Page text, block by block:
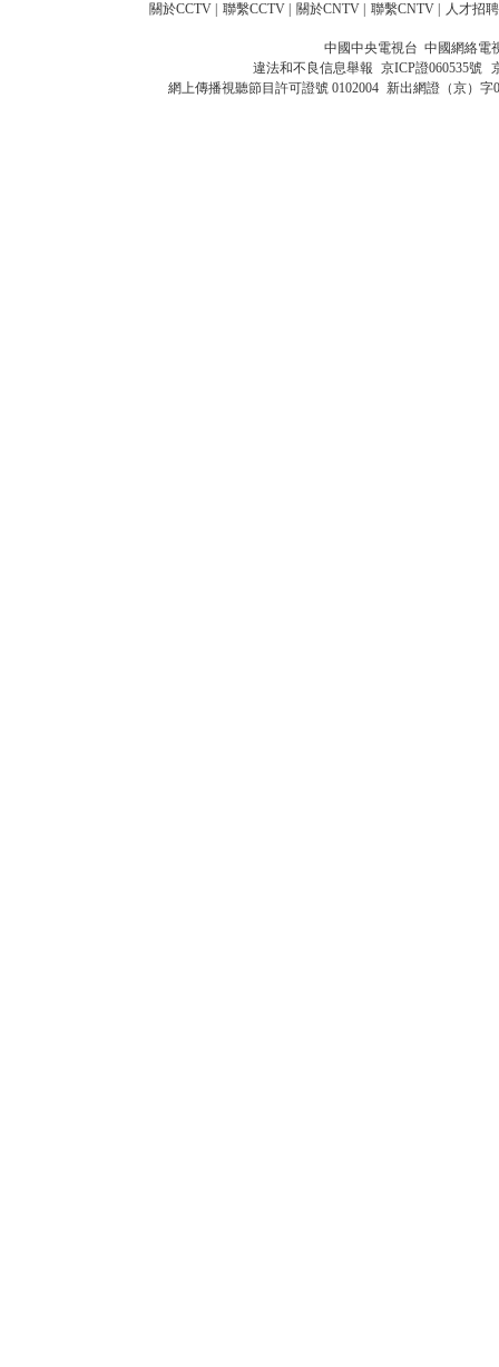
關於CCTV 聯繫CCTV 關於CNTV 聯繫CNTV 人才招聘
中國中央電視台 中國網絡電
違法和不良信息舉報 京ICP證060535號
網上傳播視聽節目許可證號 0102004 新出網證（京）